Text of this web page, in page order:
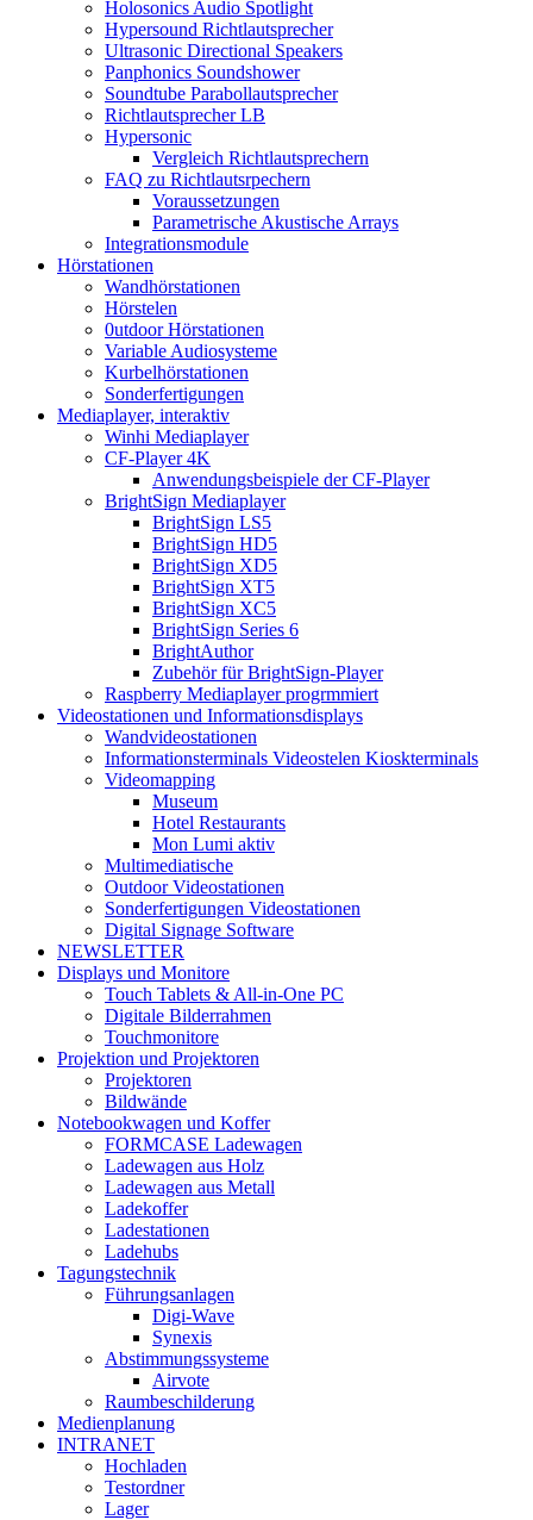
Holosonics Audio Spotlight
Hypersound Richtlautsprecher
Ultrasonic Directional Speakers
Panphonics Soundshower
Soundtube Parabollautsprecher
Richtlautsprecher LB
Hypersonic
Vergleich Richtlautsprechern
FAQ zu Richtlautsrpechern
Voraussetzungen
Parametrische Akustische Arrays
Integrationsmodule
Hörstationen
Wandhörstationen
Hörstelen
0utdoor Hörstationen
Variable Audiosysteme
Kurbelhörstationen
Sonderfertigungen
Mediaplayer, interaktiv
Winhi Mediaplayer
CF-Player 4K
Anwendungsbeispiele der CF-Player
BrightSign Mediaplayer
BrightSign LS5
BrightSign HD5
BrightSign XD5
BrightSign XT5
BrightSign XC5
BrightSign Series 6
BrightAuthor
Zubehör für BrightSign-Player
Raspberry Mediaplayer progrmmiert
Videostationen und Informationsdisplays
Wandvideostationen
Informationsterminals Videostelen Kioskterminals
Videomapping
Museum
Hotel Restaurants
Mon Lumi aktiv
Multimediatische
Outdoor Videostationen
Sonderfertigungen Videostationen
Digital Signage Software
NEWSLETTER
Displays und Monitore
Touch Tablets & All-in-One PC
Digitale Bilderrahmen
Touchmonitore
Projektion und Projektoren
Projektoren
Bildwände
Notebookwagen und Koffer
FORMCASE Ladewagen
Ladewagen aus Holz
Ladewagen aus Metall
Ladekoffer
Ladestationen
Ladehubs
Tagungstechnik
Führungsanlagen
Digi-Wave
Synexis
Abstimmungssysteme
Airvote
Raumbeschilderung
Medienplanung
INTRANET
Hochladen
Testordner
Lager